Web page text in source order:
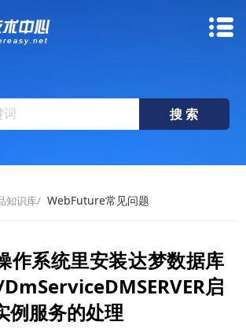
知识库/ WebFuture常见问题
作系统里安装达梦数据库
启
例服务的处理